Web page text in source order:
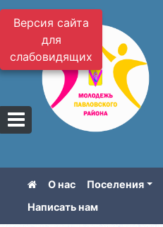
Версия сайта
для
слабовидящих
О нас Поселения
Написать нам